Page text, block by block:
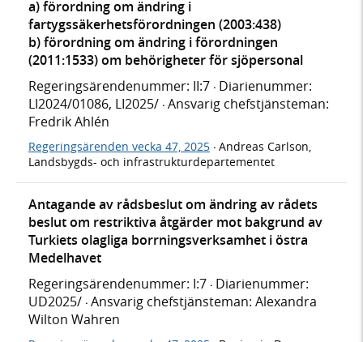
a) förordning om ändring i
fartygssäkerhetsförordningen (2003:438)
b) förordning om ändring i förordningen
(2011:1533) om behörigheter för sjöpersonal
Regeringsärendenummer: II:7 · Diarienummer:
LI2024/01086, LI2025/ · Ansvarig chefstjänsteman:
Fredrik Ahlén
Regeringsärenden vecka 47, 2025 · Andreas Carlson,
Landsbygds- och infrastrukturdepartementet
Antagande av rådsbeslut om ändring av rådets
beslut om restriktiva åtgärder mot bakgrund av
Turkiets olagliga borrningsverksamhet i östra
Medelhavet
Regeringsärendenummer: I:7 · Diarienummer:
UD2025/ · Ansvarig chefstjänsteman: Alexandra
Wilton Wahren